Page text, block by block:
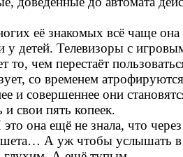
её знакомых всё чаще
у детей. Телевизоры с
то, чем перестаёт
со временем
и совершеннее они
и свои пять копеек.
она ещё не знала, что
А уж чтобы услышать в